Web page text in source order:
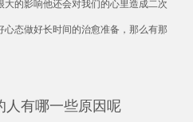
的影响他还会对我们的心里造成二次
态做好长时间的治愈准备，那么有那